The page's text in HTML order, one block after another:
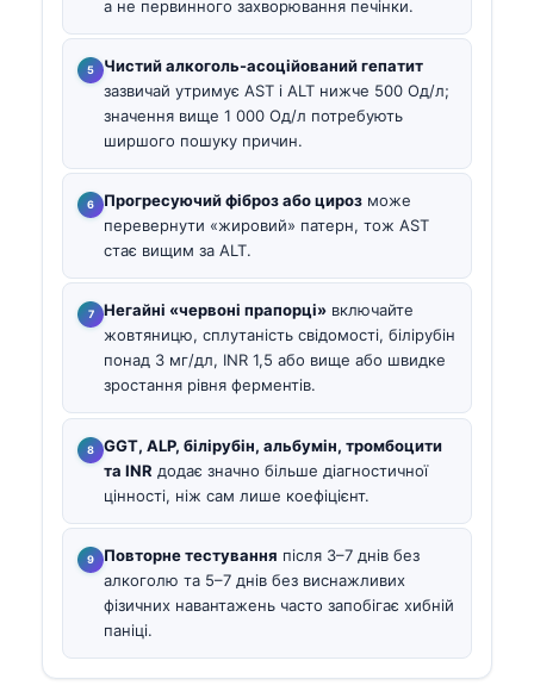
а не первинного захворювання печінки.
Чистий алкоголь-асоційований гепатит
зазвичай утримує AST і ALT нижче 500 Од/л;
значення вище 1 000 Од/л потребують
ширшого пошуку причин.
Прогресуючий фіброз або цироз може
перевернути «жировий» патерн, тож AST
стає вищим за ALT.
Негайні «червоні прапорці» включайте
жовтяницю, сплутаність свідомості, білірубін
понад 3 мг/дл, INR 1,5 або вище або швидке
зростання рівня ферментів.
GGT, ALP, білірубін, альбумін, тромбоцити
та INR додає значно більше діагностичної
цінності, ніж сам лише коефіцієнт.
Повторне тестування після 3–7 днів без
алкоголю та 5–7 днів без виснажливих
фізичних навантажень часто запобігає хибній
паніці.